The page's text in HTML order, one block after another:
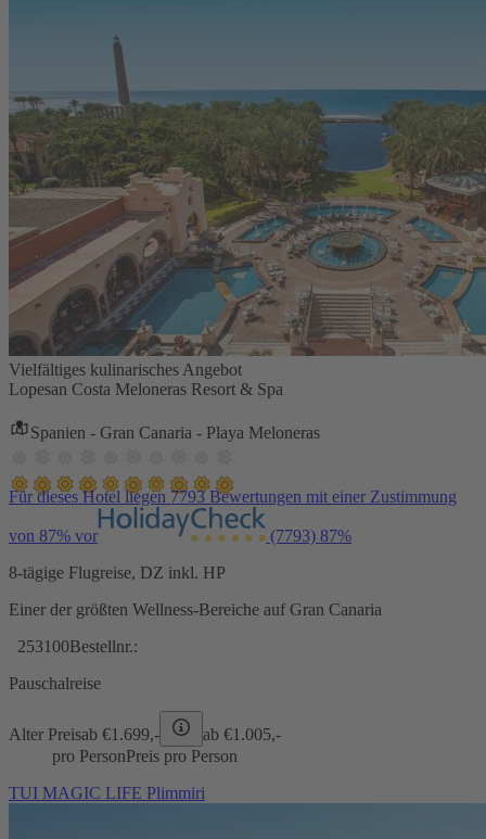
Vielfältiges kulinarisches Angebot
Lopesan Costa Meloneras Resort & Spa
Spanien - Gran Canaria - Playa Meloneras
Für dieses Hotel liegen 7793 Bewertungen mit einer Zustimmung
von 87% vor (7793) 87%
8-tägige Flugreise, DZ inkl. HP
Einer der größten Wellness-Bereiche auf Gran Canaria
253100Bestellnr.:
Pauschalreise
Alter Preisab €1.699,- ab €1.005,-
pro PersonPreis pro Person
TUI MAGIC LIFE Plimmiri